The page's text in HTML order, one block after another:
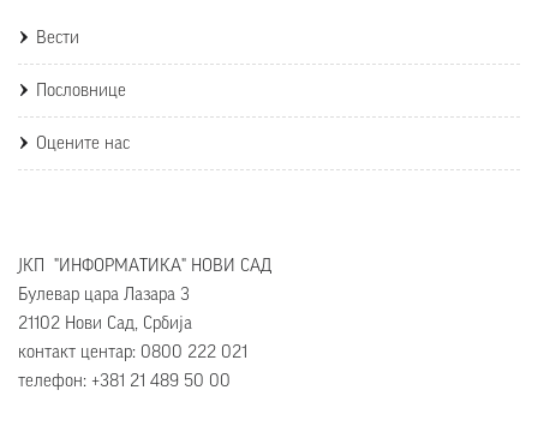
Вести
Пословнице
Оцените нас
ЈКП "ИНФОРМАТИКА" НОВИ САД
Булевар цара Лазара 3
21102 Нови Сад, Србија
контакт центар: 0800 222 021
телефон: +381 21 489 50 00